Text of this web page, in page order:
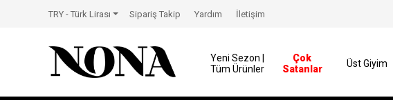
TRY - Türk Lirası Sipariş Takip Yardım İletişim
Yeni Sezon |
Tüm Ürünler
Çok
Satanlar
Üst Giyim